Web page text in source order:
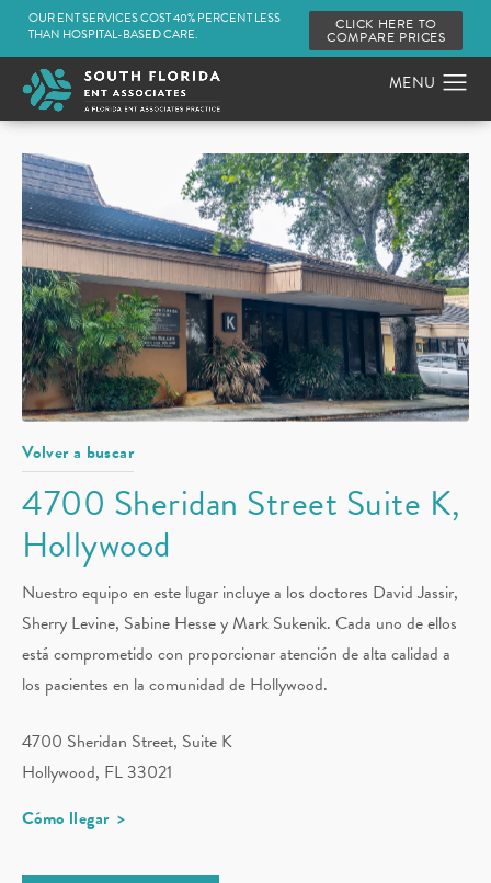
OUR ENT SERVICES COST 40% PERCENT LESS
THAN HOSPITAL-BASED CARE.
CLICK HERE TO
COMPARE PRICES
Volver a buscar
4700 Sheridan Street Suite K,
Hollywood
Nuestro equipo en este lugar incluye a los doctores David Jassir,
Sherry Levine, Sabine Hesse y Mark Sukenik. Cada uno de ellos
está comprometido con proporcionar atención de alta calidad a
los pacientes en la comunidad de Hollywood.
4700 Sheridan Street, Suite K
Hollywood, FL 33021
Cómo llegar